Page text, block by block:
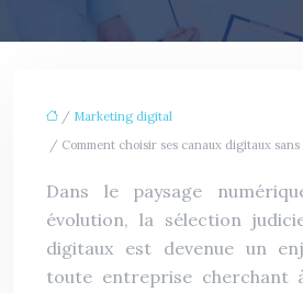
/ Marketing digital
/ Comment choisir ses canaux digitaux sans
Dans le paysage
évolution, la sélection
digitaux est devenue un
toute entreprise cherchant